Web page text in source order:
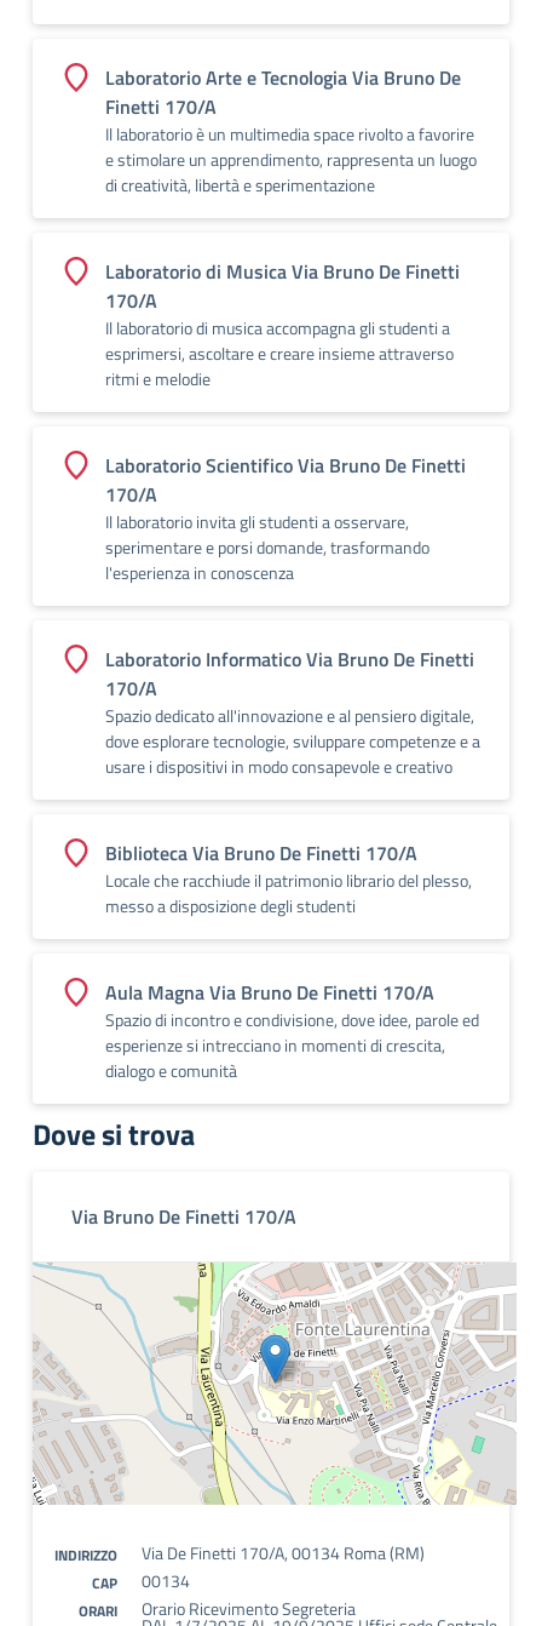
Laboratorio Arte e Tecnologia Via Bruno De
Finetti 170/A
Il laboratorio è un multimedia space rivolto a favorire
e stimolare un apprendimento, rappresenta un luogo
di creatività, libertà e sperimentazione
Laboratorio di Musica Via Bruno De Finetti
170/A
Il laboratorio di musica accompagna gli studenti a
esprimersi, ascoltare e creare insieme attraverso
ritmi e melodie
Laboratorio Scientifico Via Bruno De Finetti
170/A
Il laboratorio invita gli studenti a osservare,
sperimentare e porsi domande, trasformando
l'esperienza in conoscenza
Laboratorio Informatico Via Bruno De Finetti
170/A
Spazio dedicato all'innovazione e al pensiero digitale,
dove esplorare tecnologie, sviluppare competenze e a
usare i dispositivi in modo consapevole e creativo
Biblioteca Via Bruno De Finetti 170/A
Locale che racchiude il patrimonio librario del plesso,
messo a disposizione degli studenti
Aula Magna Via Bruno De Finetti 170/A
Spazio di incontro e condivisione, dove idee, parole ed
esperienze si intrecciano in momenti di crescita,
dialogo e comunità
Dove si trova
Via Bruno De Finetti 170/A
INDIRIZZO Via De Finetti 170/A, 00134 Roma (RM)
CAP 00134
ORARI Orario Ricevimento Segreteria